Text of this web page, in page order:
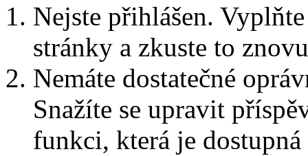
Nejste přihlášen.
stránky a zkuste to
Nemáte dostatečné
Snažíte se upravit
funkci, která je